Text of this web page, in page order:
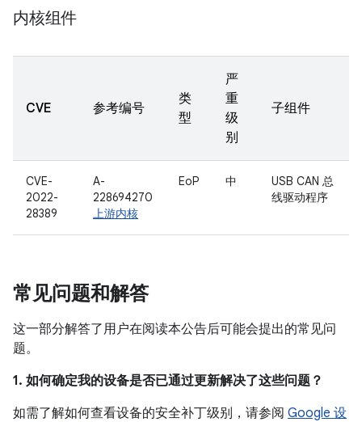
内核组件
CVE 参考编号
类
型
严
重
级
别
子组件
CVE-
2022-
28389
A-
228694270
上游内核
EoP 中
USB CAN 总
线驱动程序
常见问题和解答
这一部分解答了用户在阅读本公告后可能会提出的常见问
题。
1. 如何确定我的设备是否已通过更新解决了这些问题？
如需了解如何查看设备的安全补丁级别，请参阅 Google 设